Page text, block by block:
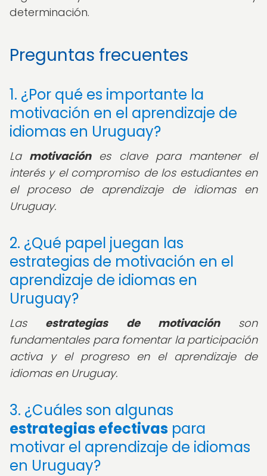
determinación.
Preguntas frecuentes
1. ¿Por qué es importante la
motivación en el aprendizaje de
idiomas en Uruguay?
La motivaciónes clave para mantener el
interés y el compromiso de los estudiantes en
el proceso de aprendizaje de idiomas en
Uruguay.
2. ¿Qué papel juegan las
estrategias de motivación en el
aprendizaje de idiomas en
Uruguay?
Las estrategias de motivaciónson
fundamentales para fomentar la participación
activa y el progreso en el aprendizaje de
idiomas en Uruguay.
3. ¿Cuáles son algunas
estrategias efectivas para
motivar el aprendizaje de idiomas
en Uruguay?